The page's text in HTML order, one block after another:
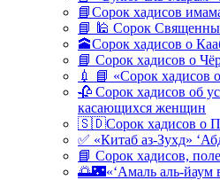
📘Сорок хадисов
📘 🕌 Сорок
🕋Сорок хадисов о
📘 Сорок хадисов о
💉 📘 «Сорок хадисов
🥀 Сорок хадисов об
касающихся женщин
🇸🇩Сорок хадисов о
✅ «Китаб аз-Зухд»
📘 Сорок хадисов,
🌅🌃«‘Амаль аль-йаум